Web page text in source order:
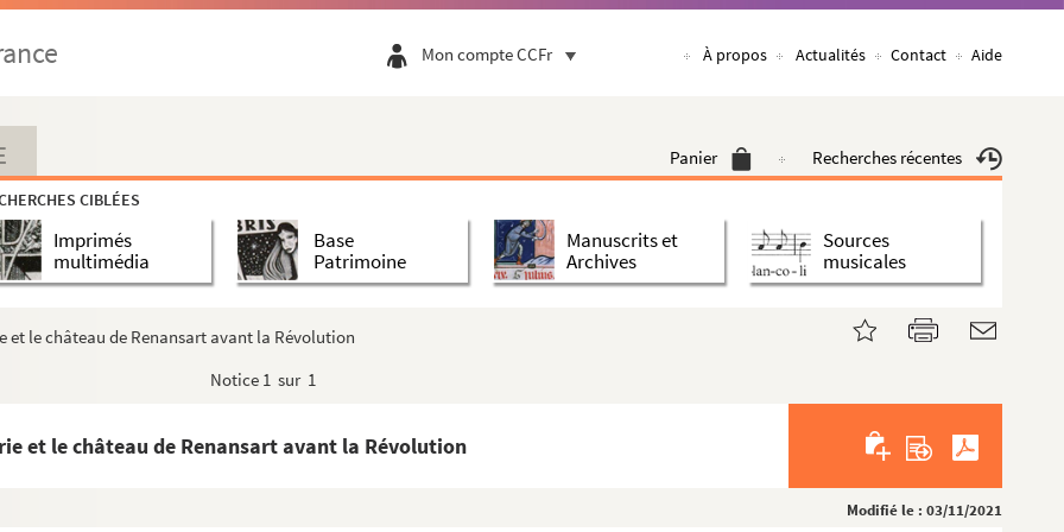
Mon compte CCFr À propos Actualités Contact Aide
Panier Recherches récentes
CIBLÉES
Imprimés
multimédia
Base
Patrimoine
Manuscrits et
Archives
Sources
musicales
et le château de Renansart avant la Révolution
Notice 1 sur 1
et le château de Renansart avant la Révolution
Modifié le : 03/11/2021
dans la province ecclésiastique de Rei...
des noms »
par M. le comte de Flavigny
et 1690
à Sa Majesté Royale, et autres aff...